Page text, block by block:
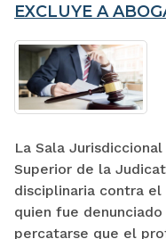
EXCLUYE A
La Sala
Superior de la
disciplinaria contra
quien fue
percatarse que el